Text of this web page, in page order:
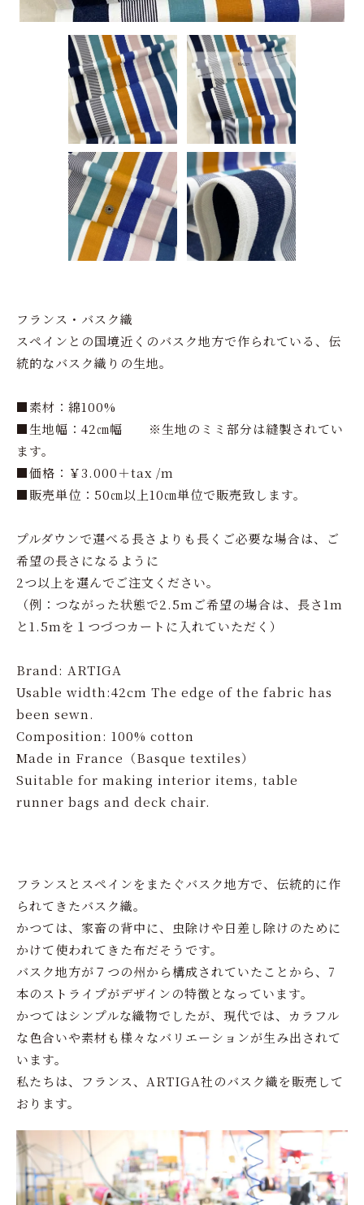
フランス・バスク織
スペインとの国境近くのバスク地方で作られている、伝
統的なバスク織りの生地。
■素材：綿100%
■生地幅：42㎝幅 ※生地のミミ部分は縫製されてい
ます。
■価格：￥3.000＋tax /m
■販売単位：50㎝以上10㎝単位で販売致します。
プルダウンで選べる長さよりも長くご必要な場合は、ご
希望の長さになるように
2つ以上を選んでご注文ください。
（例：つながった状態で2.5mご希望の場合は、長さ1m
と1.5mを１つづつカートに入れていただく）
Brand: ARTIGA
Usable width:42cm The edge of the fabric has
been sewn.
Composition: 100% cotton
Made in France（Basque textiles）
Suitable for making interior items, table
runner bags and deck chair.
フランスとスペインをまたぐバスク地方で、伝統的に作
られてきたバスク織。
かつては、家畜の背中に、虫除けや日差し除けのために
かけて使われてきた布だそうです。
バスク地方が７つの州から構成されていたことから、7
本のストライプがデザインの特徴となっています。
かつてはシンプルな織物でしたが、現代では、カラフル
な色合いや素材も様々なバリエーションが生み出されて
います。
私たちは、フランス、ARTIGA社のバスク織を販売して
おります。